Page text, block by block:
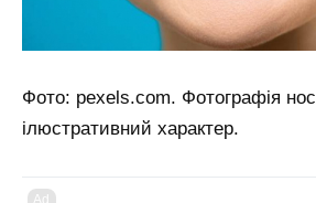
Фото: pexels.com. Фотографія
ілюстративний характер.
Ad